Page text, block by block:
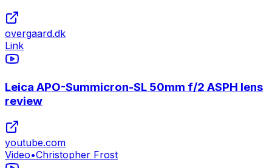
overgaard.dk
Link
Leica APO-Summicron-SL 50mm f/2 ASPH lens
review
youtube.com
Video•Christopher Frost